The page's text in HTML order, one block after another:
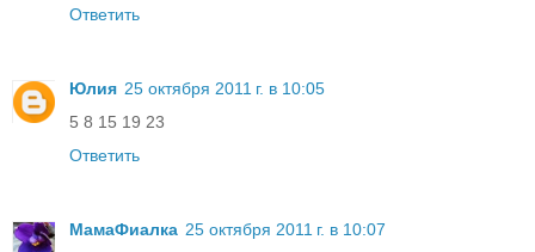
Ответить
Юлия 25 октября 2011 г. в 10:05
5 8 15 19 23
Ответить
МамаФиалка 25 октября 2011 г. в 10:07